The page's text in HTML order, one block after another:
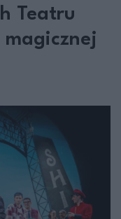
Teatru
magicznej